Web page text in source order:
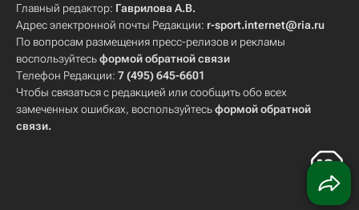
Главный редактор: Гаврилова А.В.
Адрес электронной почты Редакции: r-sport.internet@ria.ru
По вопросам размещения пресс-релизов и рекламы
воспользуйтесьформой обратной связи
Телефон Редакции: 7 (495) 645-6601
Чтобы связаться с редакцией или сообщить обо всех
замеченных ошибках, воспользуйтесьформой обратной
связи.